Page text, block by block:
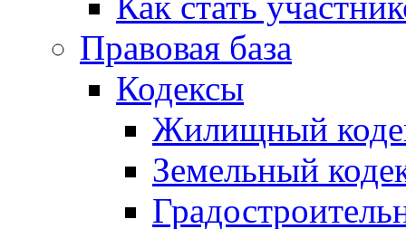
Правовая база
Кодексы
Жилищный
Земельный